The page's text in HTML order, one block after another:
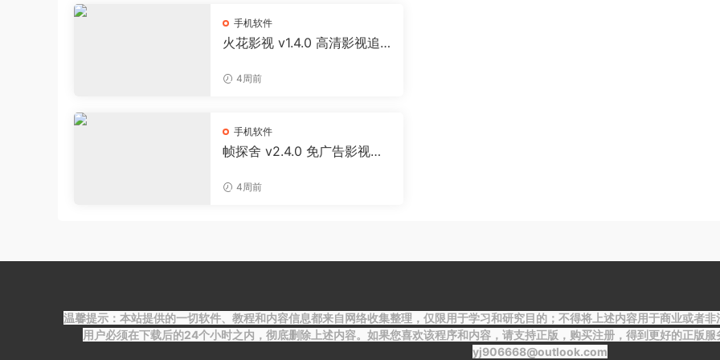
手机软件
火花影视 v1.4.0 高清影视追
4周前
手机软件
帧探舍 v2.4.0 免广告影视离
4周前
温馨提示：本站提供的一切软件、教程和内容信息都来自网络收集整理，仅限用于学习和研究目的；不得将上述内容用于商业或者
用户必须在下载后的24个小时之内，彻底删除上述内容。如果您喜欢该程序和内容，请支持正版，购买注册，得到更好的正版
yj906668@outlook.com